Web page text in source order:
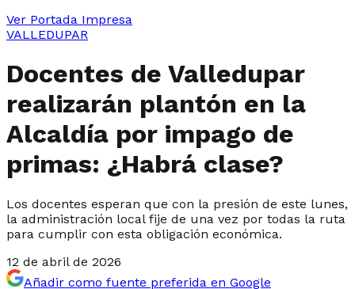
Ver Portada Impresa
VALLEDUPAR
Docentes de Valledupar
realizarán plantón en la
Alcaldía por impago de
primas: ¿Habrá clase?
Los docentes esperan que con la presión de este lunes,
la administración local fije de una vez por todas la ruta
para cumplir con esta obligación económica.
12 de abril de 2026
Añadir como fuente preferida en Google